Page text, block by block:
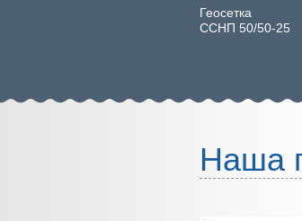
Геосетка
ССНП 50/50-25
Наша